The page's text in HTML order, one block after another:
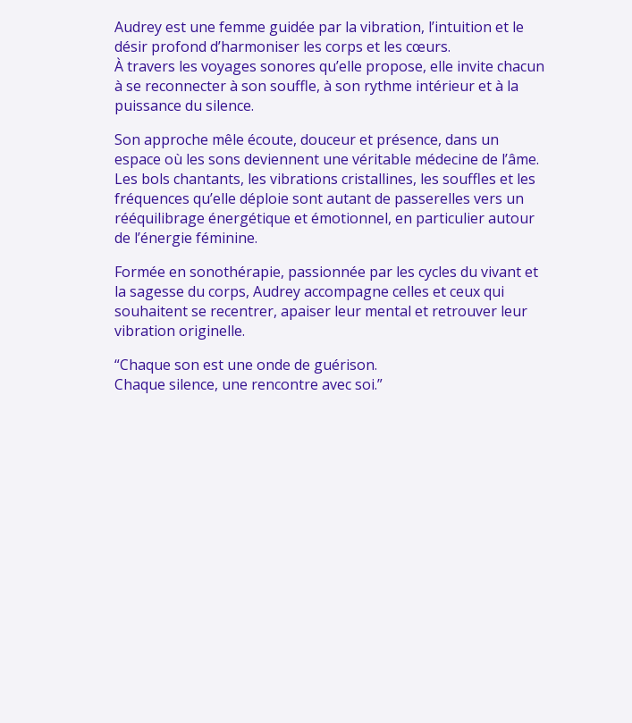
Audrey est une femme guidée par la vibration, l’intuition et le
désir profond d’harmoniser les corps et les cœurs.
À travers les voyages sonores qu’elle propose, elle invite chacun
à se reconnecter à son souffle, à son rythme intérieur et à la
puissance du silence.
Son approche mêle écoute, douceur et présence, dans un
espace où les sons deviennent une véritable médecine de l’âme.
Les bols chantants, les vibrations cristallines, les souffles et les
fréquences qu’elle déploie sont autant de passerelles vers un
rééquilibrage énergétique et émotionnel, en particulier autour
de l’énergie féminine.
Formée en sonothérapie, passionnée par les cycles du vivant et
la sagesse du corps, Audrey accompagne celles et ceux qui
souhaitent se recentrer, apaiser leur mental et retrouver leur
vibration originelle.
“Chaque son est une onde de guérison.
Chaque silence, une rencontre avec soi.”